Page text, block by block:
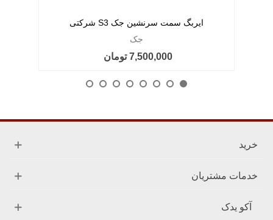
ایربگ سمت سرنشین جک S3 شرکتی
جک
7,500,000 تومان
خرید
خدمات مشتریان
آکو یدک